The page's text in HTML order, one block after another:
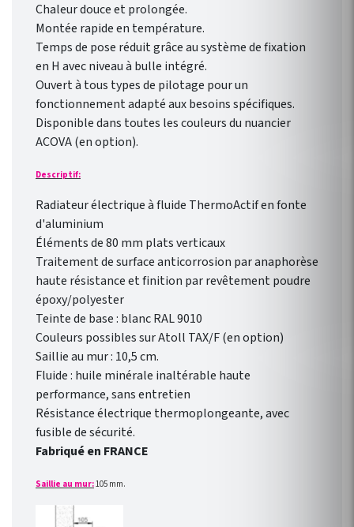
Chaleur douce et prolongée.
Montée rapide en température.
Temps de pose réduit grâce au système de fixation
en H avec niveau à bulle intégré.
Ouvert à tous types de pilotage pour un
fonctionnement adapté aux besoins spécifiques.
Disponible dans toutes les couleurs du nuancier
ACOVA (en option).
Descriptif:
Radiateur électrique à fluide ThermoActif en fonte
d'aluminium
Éléments de 80 mm plats verticaux
Traitement de surface anticorrosion par anaphorèse
haute résistance et finition par revêtement poudre
époxy/polyester
Teinte de base : blanc RAL 9010
Couleurs possibles sur Atoll TAX/F (en option)
Saillie au mur : 10,5 cm.
Fluide : huile minérale inaltérable haute
performance, sans entretien
Résistance électrique thermoplongeante, avec
fusible de sécurité.
Fabriqué en FRANCE
Saillie au mur:105 mm.